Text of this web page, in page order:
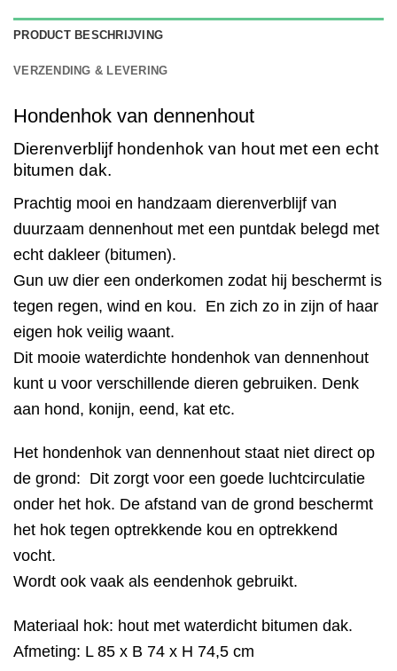
PRODUCT BESCHRIJVING
VERZENDING & LEVERING
Hondenhok van dennenhout
Dierenverblijf hondenhok van hout met een echt
bitumen dak.
Prachtig mooi en handzaam dierenverblijf van
duurzaam dennenhout met een puntdak belegd met
echt dakleer (bitumen).
Gun uw dier een onderkomen zodat hij beschermt is
tegen regen, wind en kou. En zich zo in zijn of haar
eigen hok veilig waant.
Dit mooie waterdichte hondenhok van dennenhout
kunt u voor verschillende dieren gebruiken. Denk
aan hond, konijn, eend, kat etc.
Het hondenhok van dennenhout staat niet direct op
de grond: Dit zorgt voor een goede luchtcirculatie
onder het hok. De afstand van de grond beschermt
het hok tegen optrekkende kou en optrekkend
vocht.
Wordt ook vaak als eendenhok gebruikt.
Materiaal hok: hout met waterdicht bitumen dak.
Afmeting: L 85 x B 74 x H 74,5 cm